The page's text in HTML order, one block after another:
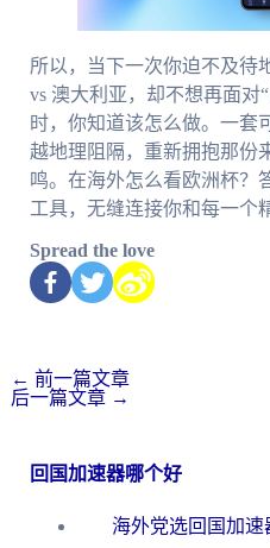
所以，当下一次你迫不及待
vs 澳大利亚，却不想再面对
时，你知道该怎么做。一套
越地理阻隔，重新拥抱那份
鸣。在海外怎么看欧洲杯？
工具，无缝连接你和每一个
Spread the love
← 前一篇文章
后一篇文章 →
回国加速器哪个好